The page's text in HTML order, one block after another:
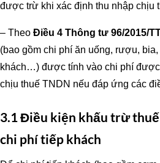
được trừ khi xác định thu nhập chịu
– Theo Điều 4 Thông tư 96/2015/
(bao gồm chi phí ăn uống, rượu,
khách…) được tính vào chi phí
chịu thuế TNDN nếu đáp ứng các
3.1 Điều kiện khấu trừ
chi phí tiếp khách